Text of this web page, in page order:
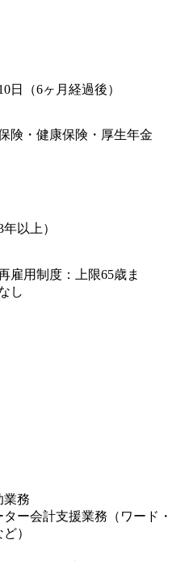
（6ヶ月経過後）
険・健康保険・厚生年金
以上）
雇用制度：上限65歳ま
し
業務
ター会計支援業務（ワード・
）